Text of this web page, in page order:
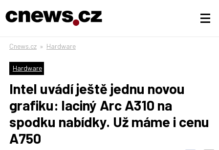
Cnews.cz » Hardware
Hardware
Intel uvádí ještě jednu novou
grafiku: laciný Arc A310 na
spodku nabídky. Už máme i cenu
A750